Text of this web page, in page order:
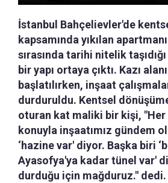
İstanbul Bahçelievler'de
kapsamında yıkılan
sırasında tarihi nitelik
bir yapı ortaya çıktı. Kazı
başlatılırken, inşaat
durduruldu. Kentsel
oturan kat maliki bir kişi, "Her
konuyla inşaatımız gündem
‘hazine var' diyor. Başka biri
Ayasofya'ya kadar tünel var'
durduğu için mağduruz." dedi.